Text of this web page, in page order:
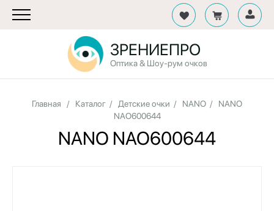
ЗРЕНИЕПРО
Оптика & Шоу-рум очков
Главная / Каталог / Детские очки / NANO / NANO
NAO600644
NANO NAO600644